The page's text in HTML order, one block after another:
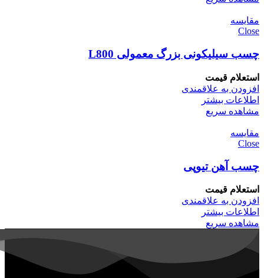
مقایسه
Close
چسب سیلیکونی بزرگ معمولی L800
استعلام قیمت
افزودن به علاقمندی
اطلاعات بیشتر
مشاهده سریع
مقایسه
Close
چسب آهن تیوپی
استعلام قیمت
افزودن به علاقمندی
اطلاعات بیشتر
مشاهده سریع